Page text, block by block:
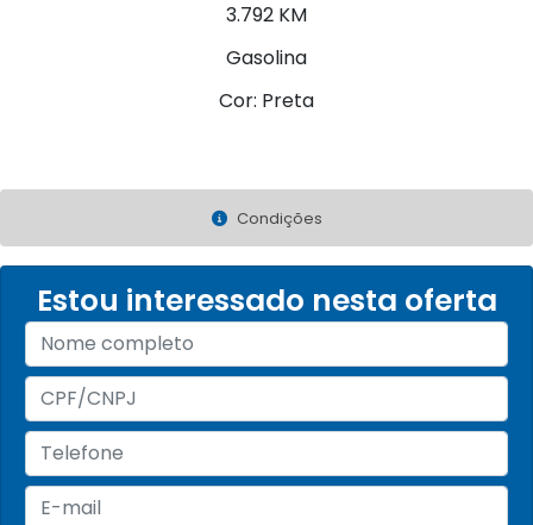
3.792 KM
Gasolina
Cor: Preta
Condições
Estou interessado nesta oferta